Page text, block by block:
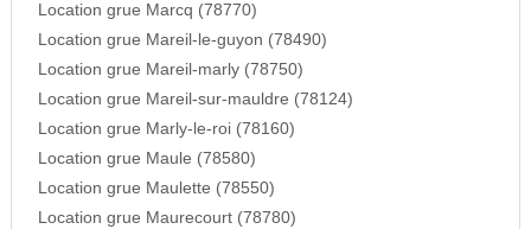
Location grue Marcq (78770)
Location grue Mareil-le-guyon (78490)
Location grue Mareil-marly (78750)
Location grue Mareil-sur-mauldre (78124)
Location grue Marly-le-roi (78160)
Location grue Maule (78580)
Location grue Maulette (78550)
Location grue Maurecourt (78780)